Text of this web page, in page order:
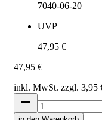
7040-06-20
UVP
47,95 €
47,95 €
inkl. MwSt. zzgl. 3,95